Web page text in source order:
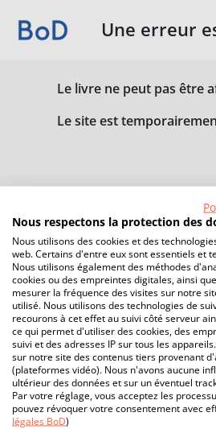
Une erreur
Le livre ne peut pas être
Le site est
Nous respectons la protection des
Nous utilisons des cookies et des
web. Certains d'entre eux sont essentiels et
Nous utilisons également des méthodes
cookies ou des empreintes digitales, ainsi
mesurer la fréquence des visites sur notre
utilisé. Nous utilisons des technologies de
recourons à cet effet au suivi côté serveur
ce qui permet d'utiliser des cookies, des
suivi et des adresses IP sur tous les
sur notre site des contenus tiers provenant
(plateformes vidéo). Nous n'avons aucune
ultérieur des données et sur un éventuel
Par votre réglage, vous acceptez les
pouvez révoquer votre consentement avec
légales BoD)